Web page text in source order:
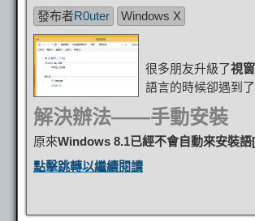
發布者R0uter Windows X
很多朋友升級了視
語言的時候卻遇到了
解決辦法——手動安裝
原來Windows 8.1已經不會自動來安裝
點擊跳轉以繼續閱讀